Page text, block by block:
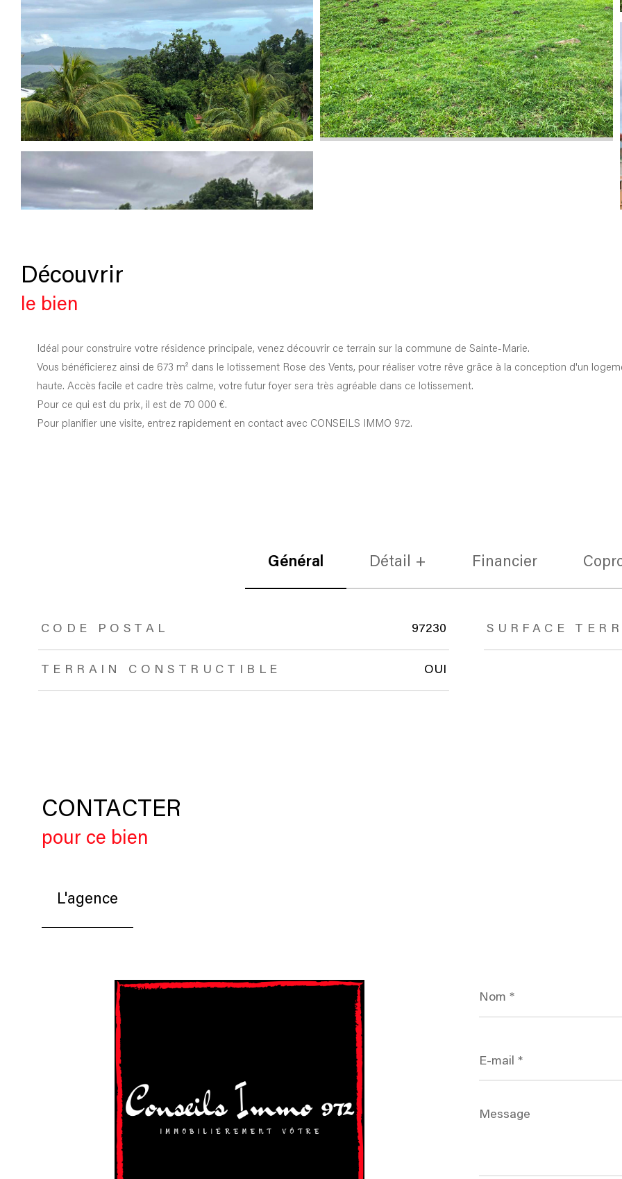
découvrir
le bien
Idéal pour construire votre résidence principale, venez découvrir ce terrain sur la commune de Sainte-Marie.
Vous bénéficierez ainsi de 673 m² dans le lotissement Rose des Vents, pour réaliser votre rêve grâce à la conception d'un
haute. Accès facile et cadre très calme, votre futur foyer sera très agréable dans ce lotissement.
Pour ce qui est du prix, il est de 70 000 €.
Pour planifier une visite, entrez rapidement en contact avec CONSEILS IMMO 972.
Général Détail + Financier
TRAD_ZEPHYR_Caracteristique
CODE POSTAL 97230 SURFACE
TERRAIN CONSTRUCTIBLE OUI
CONTACTER
pour ce bien
L'agence
*
mail
Message